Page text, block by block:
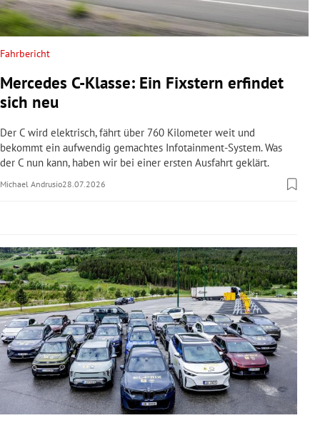
Untermenü
Untermenü
Untermenü
Untermenü
Untermenü
Untermenü
Untermenü
Fahrbericht
Mercedes C-Klasse: Ein Fixstern erfindet
sich neu
Der C wird elektrisch, fährt über 760 Kilometer weit und
bekommt ein aufwendig gemachtes Infotainment-System. Was
der C nun kann, haben wir bei einer ersten Ausfahrt geklärt.
Michael Andrusio28.07.2026